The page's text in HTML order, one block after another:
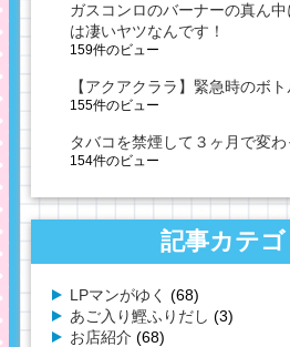
ガスコンロのバーナーの真ん
は凄いヤツなんです！
159件のビュー
【アクアクララ】緊急時のボ
155件のビュー
タバコを禁煙して３ヶ月で変わ
154件のビュー
記事カテ
LPマンがゆく (68)
あご入り鰹ふりだし (3)
お店紹介 (68)